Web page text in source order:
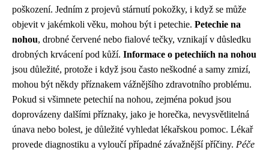
poškození. Jedním z projevů stárnutí pokožky, i když se může
objevit v jakémkoli věku, mohou být i petechie. Petechie na
nohou, drobné červené nebo fialové tečky, vznikají v důsledku
drobných krvácení pod kůží. Informace o petechiích na nohou
jsou důležité, protože i když jsou často neškodné a samy zmizí,
mohou být někdy příznakem vážnějšího zdravotního problému.
Pokud si všimnete petechií na nohou, zejména pokud jsou
doprovázeny dalšími příznaky, jako je horečka, nevysvětlitelná
únava nebo bolest, je důležité vyhledat lékařskou pomoc. Lékař
provede diagnostiku a vyloučí případné závažnější příčiny. Péče